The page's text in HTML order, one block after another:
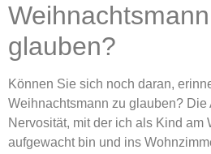
glauben?
Können Sie sich noch daran,
Weihnachtsmann zu glauben? Die
Nervosität, mit der ich als Kind am
aufgewacht bin und ins